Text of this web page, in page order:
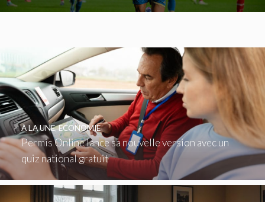
Permis Online lance sa nouvelle version avec un
quiz national gratuit
À LA UNE,ECONOMIE